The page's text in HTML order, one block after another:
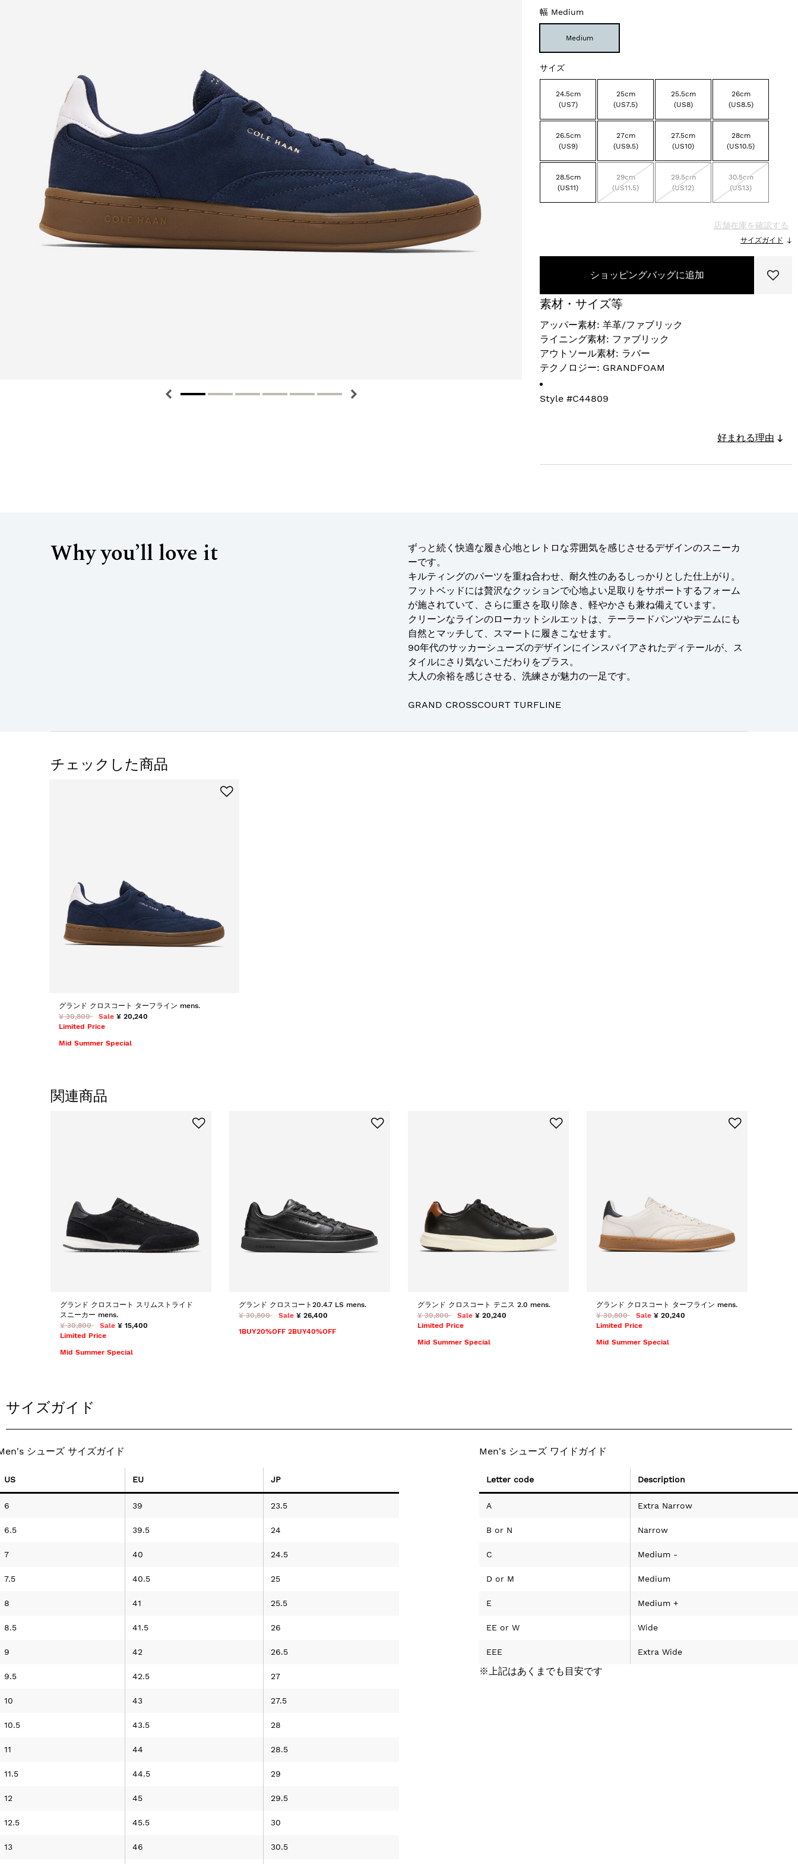
幅 Medium
Medium
サイズ
24.5cm
(US7)
25cm
(US7.5)
25.5cm
(US8)
26cm
(US8.5)
26.5cm
(US9)
27cm
(US9.5)
27.5cm
(US10)
28cm
(US10.5)
28.5cm
(US11)
29cm
(US11.5)
29.5cm
(US12)
30.5cm
(US13)
店舗在庫を確認する
サイズガイド
ショッピングバッグに追加
素材・サイズ等
アッパー素材: 羊革/ファブリック
ライニング素材: ファブリック
アウトソール素材: ラバー
テクノロジー: GRANDFOAM
Style #C44809
好まれる理由
Why you’ll love it
ずっと続く快適な履き心地とレトロな雰囲気を感じさせるデザインのスニーカ
ーです。
キルティングのパーツを重ね合わせ、耐久性のあるしっかりとした仕上がり。
フットベッドには贅沢なクッションで心地よい足取りをサポートするフォーム
が施されていて、さらに重さを取り除き、軽やかさも兼ね備えています。
クリーンなラインのローカットシルエットは、テーラードパンツやデニムにも
自然とマッチして、スマートに履きこなせます。
90年代のサッカーシューズのデザインにインスパイアされたディテールが、ス
タイルにさり気ないこだわりをプラス。
大人の余裕を感じさせる、洗練さが魅力の一足です。
GRAND CROSSCOURT TURFLINE
チェックした商品
グランド クロスコート ターフライン mens.
¥ 30,800
Sale ¥ 20,240
Limited Price
Mid Summer Special
関連商品
グランド クロスコート スリムストライド
スニーカー mens.
¥ 30,800
Sale ¥ 15,400
Limited Price
Mid Summer Special
グランド クロスコート20.4.7 LS mens.
¥ 30,800
Sale ¥ 26,400
1BUY20%OFF 2BUY40%OFF
グランド クロスコート テニス 2.0 mens.
¥ 30,800
Sale ¥ 20,240
Limited Price
Mid Summer Special
グランド クロスコート ターフライン mens.
¥ 30,800
Sale ¥ 20,240
Limited Price
Mid Summer Special
サイズガイド
シューズ サイズガイド
US EU JP
6 39 23.5
6.5 39.5 24
7 40 24.5
7.5 40.5 25
8 41 25.5
8.5 41.5 26
9 42 26.5
9.5 42.5 27
10 43 27.5
10.5 43.5 28
11 44 28.5
11.5 44.5 29
12 45 29.5
12.5 45.5 30
13 46 30.5
Men's シューズ ワイドガイド
Letter code Description
A Extra Narrow
B or N Narrow
C Medium -
D or M Medium
E Medium +
EE or W Wide
EEE Extra Wide
※上記はあくまでも目安です